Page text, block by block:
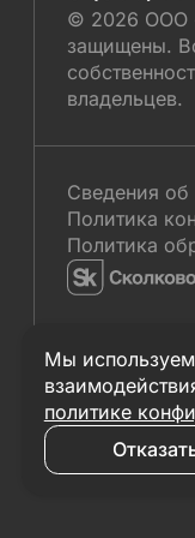
Виджеты
Mobile SDK
Телефония
WhatsApp*
Help Center
Контакты
© 2026 ООО
защищены.
владельцев.
Сведения об
Политика
Политика
*
Мы
политике